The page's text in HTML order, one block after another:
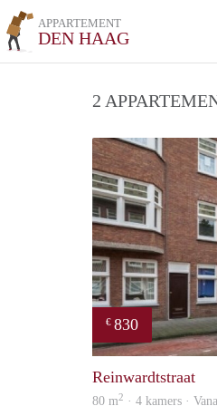
APPARTEMENT
DEN HAAG
2
€ 830
Reinwardtstraat
80 m2 · 4 kamers ·